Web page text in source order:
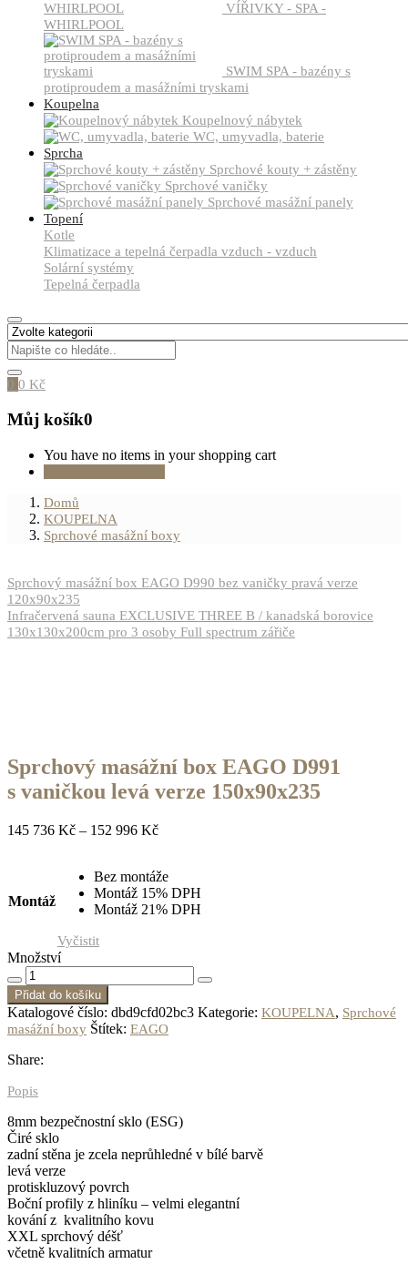
VÍŘIVKY - SPA -
WHIRLPOOL
SWIM SPA - bazény s
protiproudem a masážními tryskami
Koupelna
Koupelnový nábytek
WC, umyvadla, baterie
Sprcha
Sprchové kouty + zástěny
Sprchové vaničky
Sprchové masážní panely
Topení
Kotle
Klimatizace a tepelná čerpadla vzduch - vzduch
Solární systémy
Tepelná čerpadla
0 0 Kč
Můj košík0
You have no items in your shopping cart
Domů
KOUPELNA
Sprchové masážní boxy
Sprchový masážní box EAGO D990 bez vaničky pravá verze
120x90x235
Infračervená sauna EXCLUSIVE THREE B / kanadská borovice
130x130x200cm pro 3 osoby Full spectrum zářiče
Sprchový masážní box EAGO D991
s vaničkou levá verze 150x90x235
145 736 Kč – 152 996 Kč
Montáž
Bez montáže
Montáž 15% DPH
Montáž 21% DPH
Vyčistit
Množství
Přidat do košíku
Katalogové číslo: dbd9cfd02bc3 Kategorie: KOUPELNA, Sprchové
masážní boxy Štítek: EAGO
Share:
Popis
8mm bezpečnostní sklo (ESG)
Čiré sklo
zadní stěna je zcela neprůhledné v bílé barvě
levá verze
protiskluzový povrch
Boční profily z hliníku – velmi elegantní
kování z kvalitního kovu
XXL sprchový déšť
včetně kvalitních armatur